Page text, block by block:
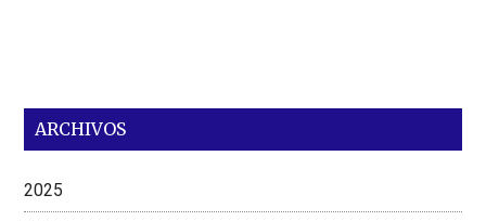
ARCHIVOS
2025